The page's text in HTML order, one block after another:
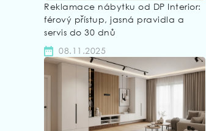
Reklamace nábytku od DP Interior:
férový přístup, jasná pravidla a
servis do 30 dnů
08.11.2025